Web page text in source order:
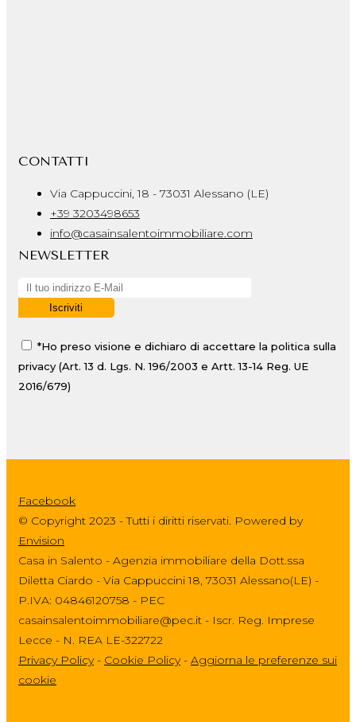
CONTATTI
Via Cappuccini, 18 - 73031 Alessano (LE)
+39 3203498653
info@casainsalentoimmobiliare.com
NEWSLETTER
*Ho preso visione e dichiaro di accettare la politica sulla
privacy (Art. 13 d. Lgs. N. 196/2003 e Artt. 13-14 Reg. UE
2016/679)
Facebook
© Copyright 2023 - Tutti i diritti riservati. Powered by
Envision
Casa in Salento - Agenzia immobiliare della Dott.ssa
Diletta Ciardo - Via Cappuccini 18, 73031 Alessano(LE) -
P.IVA: 04846120758 - PEC
casainsalentoimmobiliare@pec.it - Iscr. Reg. Imprese
Lecce - N. REA LE-322722
Privacy Policy- Cookie Policy- Aggiorna le preferenze sui
cookie